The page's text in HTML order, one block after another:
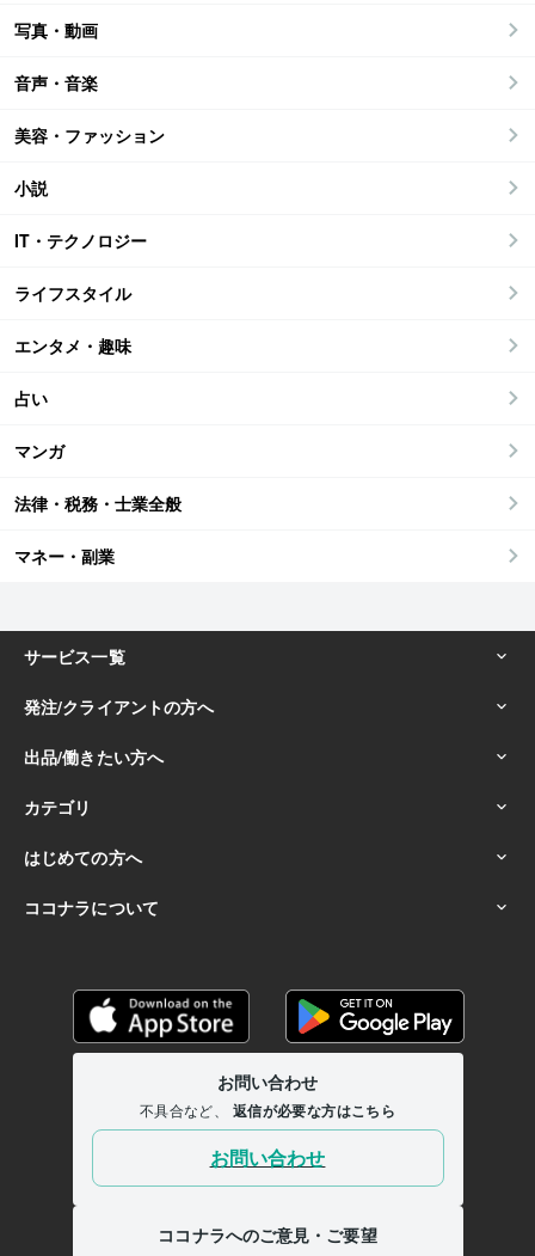
写真・動画
音声・音楽
美容・ファッション
小説
IT・テクノロジー
ライフスタイル
エンタメ・趣味
占い
マンガ
法律・税務・士業全般
マネー・副業